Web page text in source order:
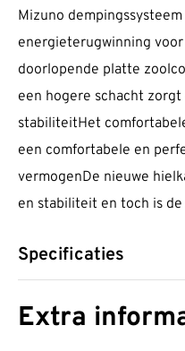
Mizuno
energieterugwinning
doorlopende platte
een hogere schacht
stabiliteitHet
een comfortabele en
vermogenDe nieuwe
en stabiliteit en toch is
Specificaties
Extra